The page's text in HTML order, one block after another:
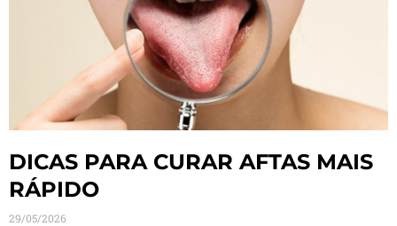
DICAS PARA CURAR AFTAS MAIS
RÁPIDO
29/05/2026